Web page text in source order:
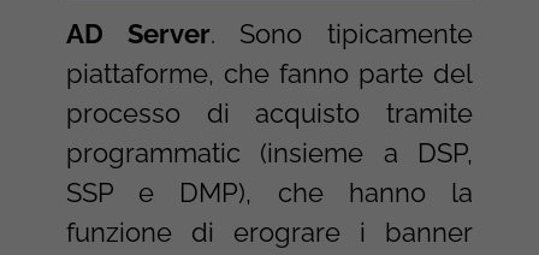
AD Server. Sono tipicamente
piattaforme, che fanno parte del
processo di acquisto tramite
programmatic (insieme a DSP,
SSP e DMP), che hanno la
funzione di erograre i banner